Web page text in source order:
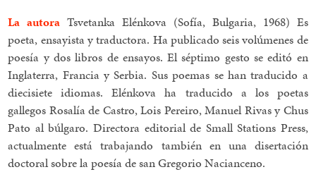
La autora Tsvetanka Elénkova (Sofía, Bulgaria, 1968) Es
poeta, ensayista y traductora. Ha publicado seis volúmenes de
poesía y dos libros de ensayos. El séptimo gesto se editó en
Inglaterra, Francia y Serbia. Sus poemas se han traducido a
diecisiete idiomas. Elénkova ha traducido a los poetas
gallegos Rosalía de Castro, Lois Pereiro, Manuel Rivas y Chus
Pato al búlgaro. Directora editorial de Small Stations Press,
actualmente está trabajando también en una disertación
doctoral sobre la poesía de san Gregorio Nacianceno.